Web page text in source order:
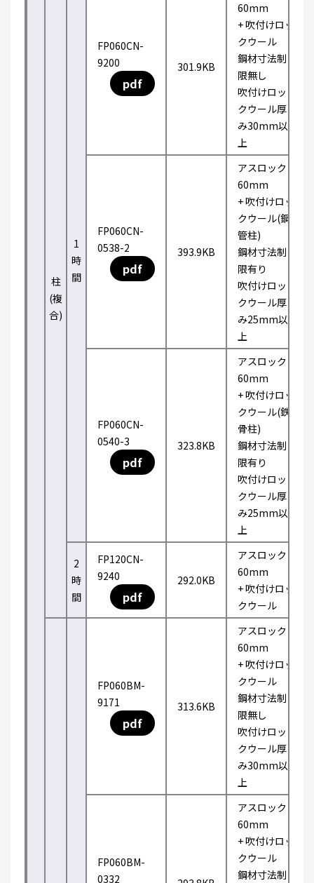
柱
(複
合)
1
時
間
FP060CN-
9200
pdf
301.9KB
60mm
+ 吹付けロッ
クウール
鋼材寸法制
限無し
吹付けロッ
クウール厚
み30mm以
上
FP060CN-
0538-2
pdf
393.9KB
アスロック
60mm
+ 吹付けロッ
クウール(鋼
管柱)
鋼材寸法制
限有り
吹付けロッ
クウール厚
み25mm以
上
FP060CN-
0540-3
pdf
323.8KB
アスロック
60mm
+ 吹付けロッ
クウール(鉄
骨柱)
鋼材寸法制
限有り
吹付けロッ
クウール厚
み25mm以
上
2
時
間
FP120CN-
9240
pdf
292.0KB
アスロック
60mm
+ 吹付けロッ
クウール
FP060BM-
9171
pdf
313.6KB
アスロック
60mm
+ 吹付けロッ
クウール
鋼材寸法制
限無し
吹付けロッ
クウール厚
み30mm以
上
FP060BM-
0332
アスロック
60mm
+ 吹付けロッ
クウール
鋼材寸法制